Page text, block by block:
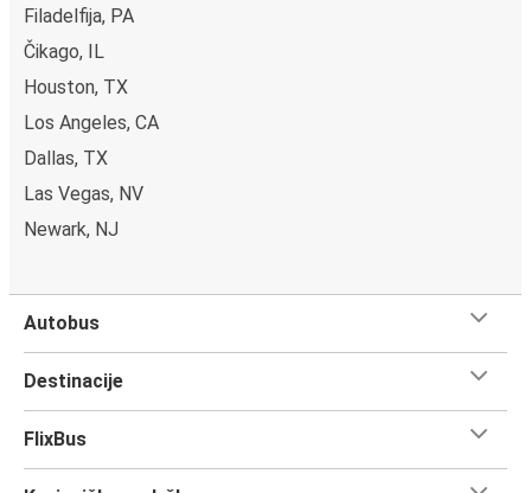
Filadelfija, PA
Čikago, IL
Houston, TX
Los Angeles, CA
Dallas, TX
Las Vegas, NV
Newark, NJ
Autobus
Destinacije
FlixBus